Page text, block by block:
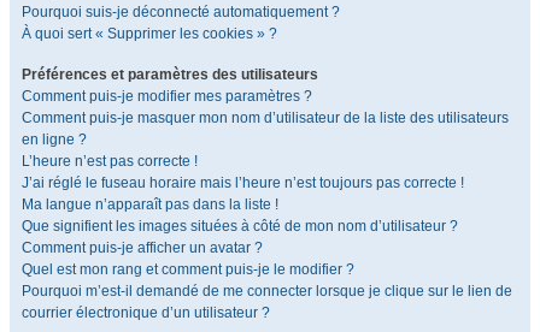
Pourquoi suis-je déconnecté automatiquement ?
À quoi sert « Supprimer les cookies » ?
Préférences et paramètres des utilisateurs
Comment puis-je modifier mes paramètres ?
Comment puis-je masquer mon nom d’utilisateur de la liste des utilisateurs
en ligne ?
L’heure n’est pas correcte !
J’ai réglé le fuseau horaire mais l’heure n’est toujours pas correcte !
Ma langue n’apparaît pas dans la liste !
Que signifient les images situées à côté de mon nom d’utilisateur ?
Comment puis-je afficher un avatar ?
Quel est mon rang et comment puis-je le modifier ?
Pourquoi m’est-il demandé de me connecter lorsque je clique sur le lien de
courrier électronique d’un utilisateur ?